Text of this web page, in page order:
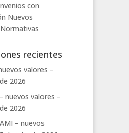
con
Nuevos
Normativas
recientes
valores –
2026
nuevos valores –
2026
– nuevos